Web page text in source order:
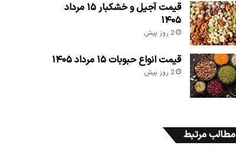
قیمت آجیل و خشکبار ۱۵ مرداد
۱۴۰۵
2 روز پیش
قیمت انواع حبوبات ۱۵ مرداد ۱۴۰۵
2 روز پیش
مطالب مرتبط